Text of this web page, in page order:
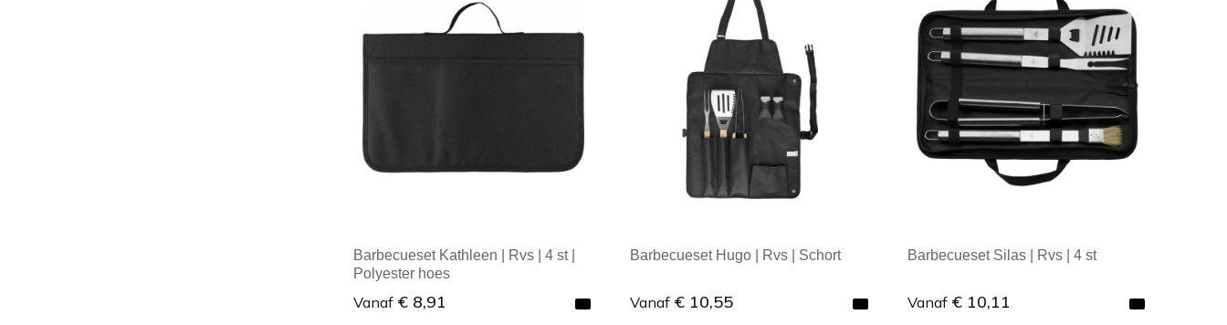
Barbecueset Kathleen | Rvs | 4 st |
Polyester hoes
Vanaf € 8,91
Barbecueset Hugo | Rvs | Schort
Vanaf € 10,55
Barbecueset Silas | Rvs | 4 st
Vanaf € 10,11